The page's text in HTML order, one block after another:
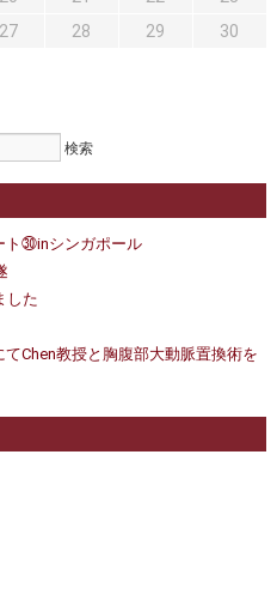
27 28 29
30
ト㉚inシンガポール
した
てChen教授と胸腹部大動脈置換術を